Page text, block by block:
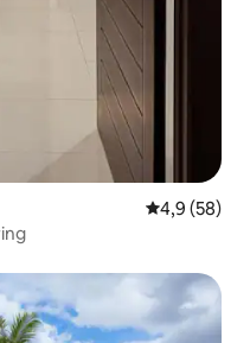
4,9 av 5 i
4,9 (58)